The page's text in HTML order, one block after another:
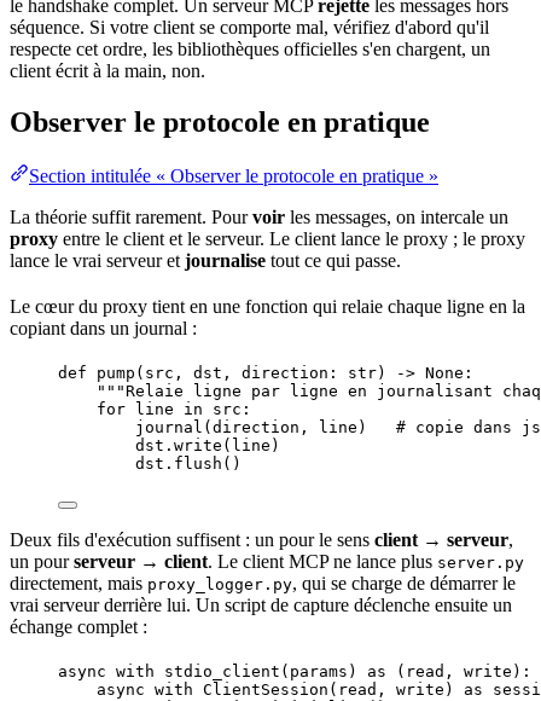
le handshake complet. Un serveur MCPrejette les messages hors
séquence. Si votre client se comporte mal, vérifiez d'abord qu'il
respecte cet ordre, les bibliothèques officielles s'en chargent, un
client écrit à la main, non.
Observer le protocole en pratique
Section intitulée « Observer le protocole en pratique »
La théorie suffit rarement. Pourvoir les messages, on intercale un
proxy entre le client et le serveur. Le client lance le proxy ; le proxy
lance le vrai serveur et journalise tout ce qui passe.
Le cœur du proxy tient en une fonction qui relaie chaque ligne en la
copiant dans un journal :
def pump ( src , dst , direction : str) -> None :
"""Relaie ligne par ligne en journalisant
for line in src:
journal ( direction , line ) # copie dans
dst. write ( line )
dst. flush ()
Deux fils d'exécution suffisent : un pour le sens client → serveur,
un pourserveur → client. Le client MCP ne lance plus server.py
directement, mais proxy_logger.py, qui se charge de démarrer le
vrai serveur derrière lui. Un script de capture déclenche ensuite un
échange complet :
async with stdio_client ( params ) as (read, write):
async with ClientSession ( read , write ) as